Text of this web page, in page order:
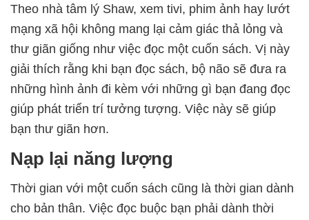
Theo nhà tâm lý Shaw, xem tivi, phim ảnh hay lướt
mạng xã hội không mang lại cảm giác thả lỏng và
thư giãn giống như việc đọc một cuốn sách. Vị này
giải thích rằng khi bạn đọc sách, bộ não sẽ đưa ra
những hình ảnh đi kèm với những gì bạn đang đọc
giúp phát triển trí tưởng tượng. Việc này sẽ giúp
bạn thư giãn hơn.
Nạp lại năng lượng
Thời gian với một cuốn sách cũng là thời gian dành
cho bản thân. Việc đọc buộc bạn phải dành thời